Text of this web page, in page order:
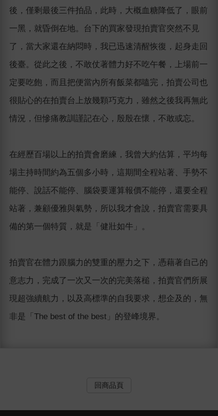
後，僅剩最後三件拍品，此時，大概血糖降低了，眼前
一黑，就昏倒在地。台下的買家發現拍賣官突然不見
了，當大家還在納悶時，我已迅速清醒恢復，起身走回
後臺。從此之後，不敢仗著體力好不吃午餐，上場前一
定要吃飽，而且把便當內所有飯菜都嗑完，拍賣公司也
很貼心的在拍賣台上放幾顆巧克力，雖然之後我再無此
情況，但慘痛教訓謹記在心，殷殷在懷，不敢或忘。
在經歷百場以上的拍賣會磨練，我曾大約估算，平均每
場主持時間約為五個多小時，這期間全程站著、手勢不
能停、說話不能停、腦袋要運算報價不能停，還要全程
站著，兼顧優雅與氣勢，所以我才會說，拍賣官需要具
備的第一個特質，就是「健壯如牛」。
拍賣官在體力跟腦力的雙重的壓力之下，憑藉著自己的
意志力，完成了一次又一次的完美落槌，拍賣官們所展
現超強續航力，以及高標準的自我要求，想企及的，無
非是「The best of the best」的登峰境界。
回商品頁